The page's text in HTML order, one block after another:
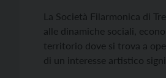
La Società Filarmonica di
alle dinamiche sociali,
territorio dove si trova a
di un interesse artistico